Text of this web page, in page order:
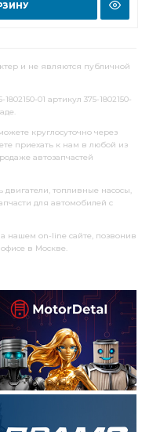
и не являются публичной
01 артикул 375-1802150-
круглосуточно через
приехать к нам в любой из
автозапчастей
двигатели, топливные насосы,
для автомобилей с
нашем on-line сайте, позвонив
офисе в Москве.